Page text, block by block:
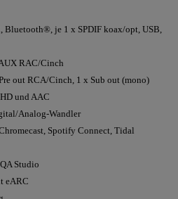
Bluetooth®, je 1 x SPDIF koax/opt, USB,
RAC/Cinch
out RCA/Cinch, 1 x Sub out (mono)
und AAC
Analog-Wandler
Spotify Connect, Tidal
Studio
eARC